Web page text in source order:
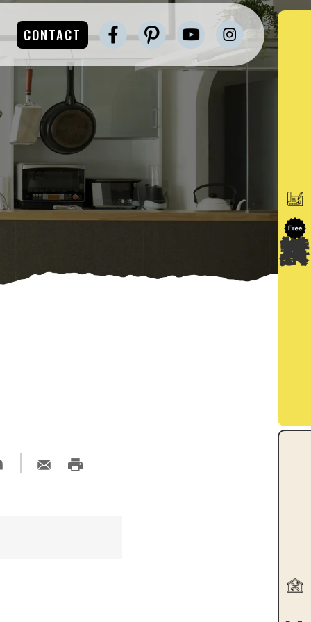
CONTACT